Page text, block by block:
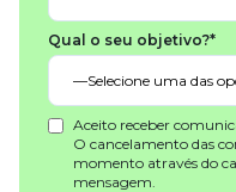
Qual o seu objetivo?*
Aceito receber
O cancelamento das
momento através do
mensagem.